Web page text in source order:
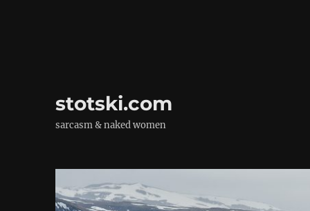
stotski.com
sarcasm & naked women